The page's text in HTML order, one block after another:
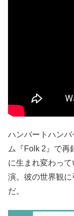
ハンバートハン
ム『Folk 2』で再
に生まれ変わっ
演。彼の世界観
だ。